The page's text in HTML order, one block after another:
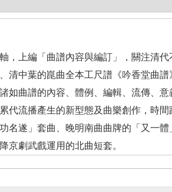
，上編「曲譜內容與編訂」，關注清
清中葉的崑曲全本工尺譜《吟香堂曲
如曲譜的內容、體例、編輯、流傳、
代流播產生的新型態及曲樂創作，時
名遂」套曲、晚明南曲曲牌的「又一
京劇武戲運用的北曲短套。